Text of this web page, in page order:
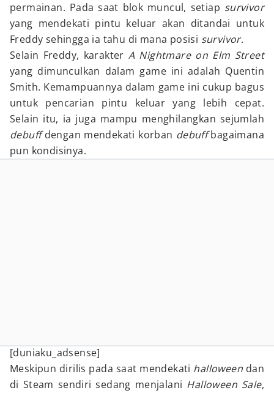
permainan. Pada saat blok muncul, setiap survivor
yang mendekati pintu keluar akan ditandai untuk
Freddy sehingga ia tahu di mana posisi survivor.
Selain Freddy, karakter A Nightmare on Elm Street
yang dimunculkan dalam game ini adalah Quentin
Smith. Kemampuannya dalam game ini cukup bagus
untuk pencarian pintu keluar yang lebih cepat.
Selain itu, ia juga mampu menghilangkan sejumlah
debuffdengan mendekati korban debuffbagaimana
pun kondisinya.
[duniaku_adsense]
Meskipun dirilis pada saat mendekati halloween dan
di Steam sendiri sedang menjalani Halloween Sale,